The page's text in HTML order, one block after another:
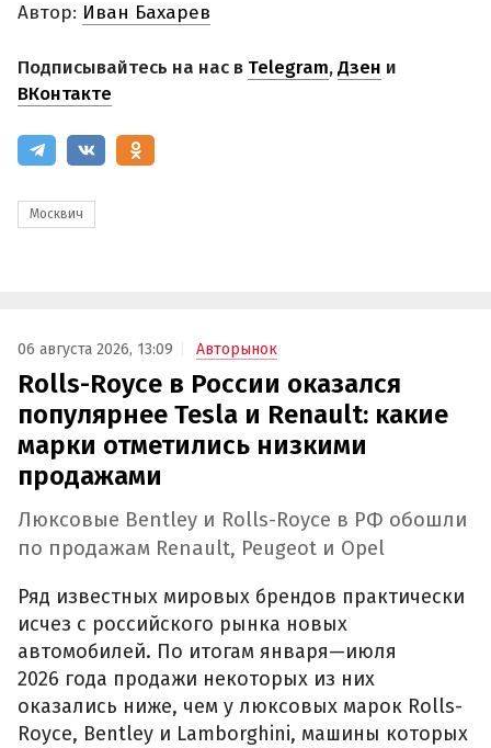
Автор: Иван Бахарев
Подписывайтесь на нас в Telegram,Дзен и
ВКонтакте
Москвич
06 августа 2026, 13:09 Авторынок
Rolls-Royce в России оказался
популярнее Tesla и Renault: какие
марки отметились низкими
продажами
Люксовые Bentley и Rolls-Royce в РФ обошли
по продажам Renault, Peugeot и Opel
Ряд известных мировых брендов практически
исчез с российского рынка новых
автомобилей. По итогам января—июля
2026 года продажи некоторых из них
оказались ниже, чем у люксовых марок Rolls-
Royce, Bentley и Lamborghini, машины которых